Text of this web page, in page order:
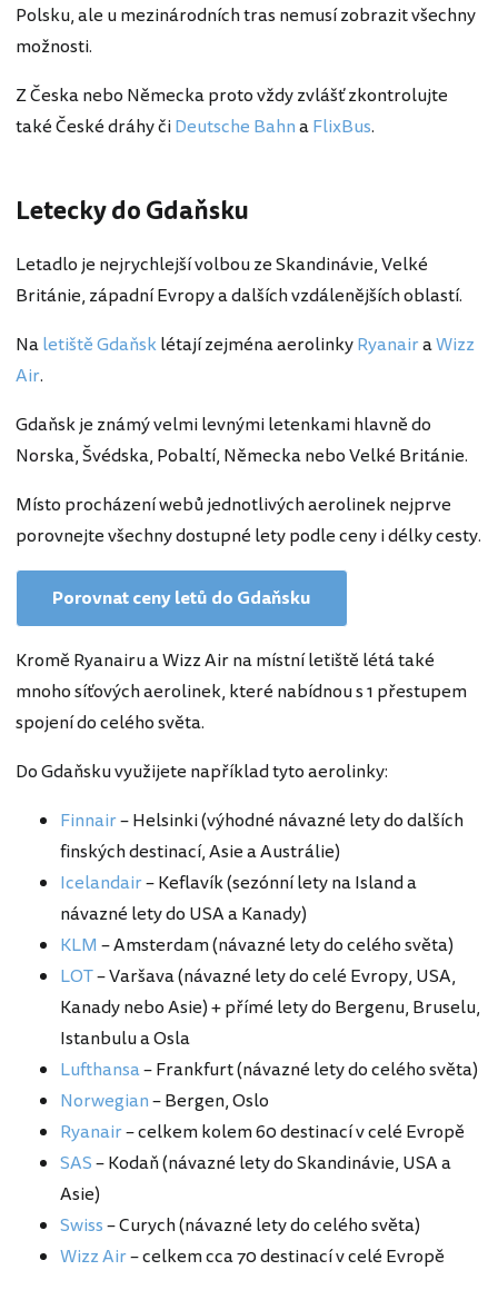
Polsku, ale u mezinárodních tras nemusí zobrazit všechny
možnosti.
Z Česka nebo Německa proto vždy zvlášť zkontrolujte
také České dráhy čiDeutsche BahnaFlixBus.
Letecky do Gdaňsku
Letadlo je nejrychlejší volbou ze Skandinávie, Velké
Británie, západní Evropy a dalších vzdálenějších oblastí.
Naletiště Gdaňsklétají zejména aerolinkyRyanairaWizz
Air.
Gdaňsk je známý velmi levnými letenkami hlavně do
Norska, Švédska, Pobaltí, Německa nebo Velké Británie.
Místo procházení webů jednotlivých aerolinek nejprve
porovnejte všechny dostupné lety podle ceny i délky cesty.
Porovnat ceny letů do Gdaňsku
Kromě Ryanairu a Wizz Air na místní letiště létá také
mnoho síťových aerolinek, které nabídnou s 1 přestupem
spojení do celého světa.
Do Gdaňsku využijete například tyto aerolinky:
Finnair– Helsinki (výhodné návazné lety do dalších
finských destinací, Asie a Austrálie)
Icelandair– Keflavík (sezónní lety na Island a
návazné lety do USA a Kanady)
KLM – Amsterdam (návazné lety do celého světa)
LOT– Varšava (návazné lety do celé Evropy, USA,
Kanady nebo Asie) + přímé lety do Bergenu, Bruselu,
Istanbulu a Osla
Lufthansa– Frankfurt (návazné lety do celého světa)
Norwegian– Bergen, Oslo
Ryanair– celkem kolem 60 destinací v celé Evropě
SAS– Kodaň (návazné lety do Skandinávie, USA a
Asie)
Swiss– Curych (návazné lety do celého světa)
Wizz Air– celkem cca 70 destinací v celé Evropě